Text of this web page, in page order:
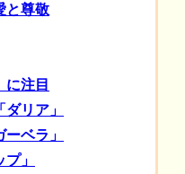
と尊敬
に注目
リア」
ベラ」
」